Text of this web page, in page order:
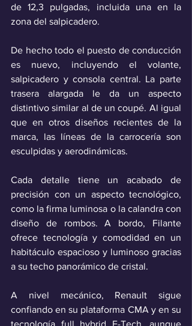
de 12,3 pulgadas, incluida una en la
zona del salpicadero.
De hecho todo el puesto de conducción
es nuevo, incluyendo el volante,
salpicadero y consola central. La parte
trasera alargada le da un aspecto
distintivo similar al de un coupé. Al igual
que en otros diseños recientes de la
marca, las líneas de la carrocería son
esculpidas y aerodinámicas.
Cada detalle tiene un acabado de
precisión con un aspecto tecnológico,
como la firma luminosa o la calandra con
diseño de rombos. A bordo, Filante
ofrece tecnología y comodidad en un
habitáculo espacioso y luminoso gracias
a su techo panorámico de cristal.
A nivel mecánico, Renault sigue
confiando en su plataforma CMA y en su
tecnología full hybrid E-Tech, aunque